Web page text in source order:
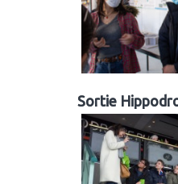
Sortie